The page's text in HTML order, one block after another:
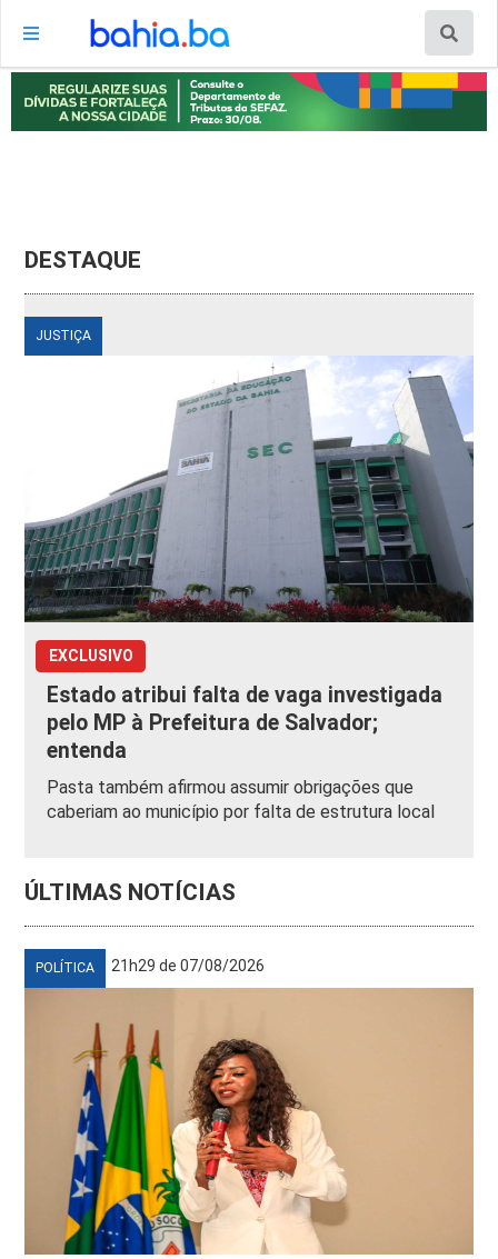
DESTAQUE
JUSTIÇA
EXCLUSIVO
Estado atribui falta de vaga investigada
pelo MP à Prefeitura de Salvador;
entenda
Pasta também afirmou assumir obrigações que
caberiam ao município por falta de estrutura local
ÚLTIMAS NOTÍCIAS
POLÍTICA 21h29 de 07/08/2026